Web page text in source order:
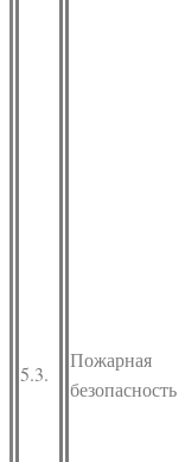
5.3.
Пожарная
безопасность